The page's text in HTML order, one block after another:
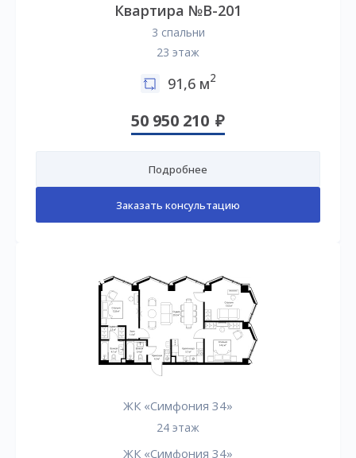
Квартира №B-201
3 спальни
23 этаж
91,6 м2
50 950 210
Подробнее
Заказать консультацию
ЖК «Симфония 34»
24 этаж
ЖК «Симфония 34»